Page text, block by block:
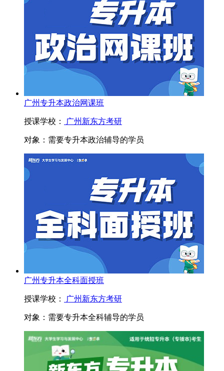
广州专升本政治网课班
授课学校： 广州新东方考研
对象： 需要专升本政治辅导的学员
广州专升本全科面授班
授课学校： 广州新东方考研
对象： 需要专升本全科辅导的学员